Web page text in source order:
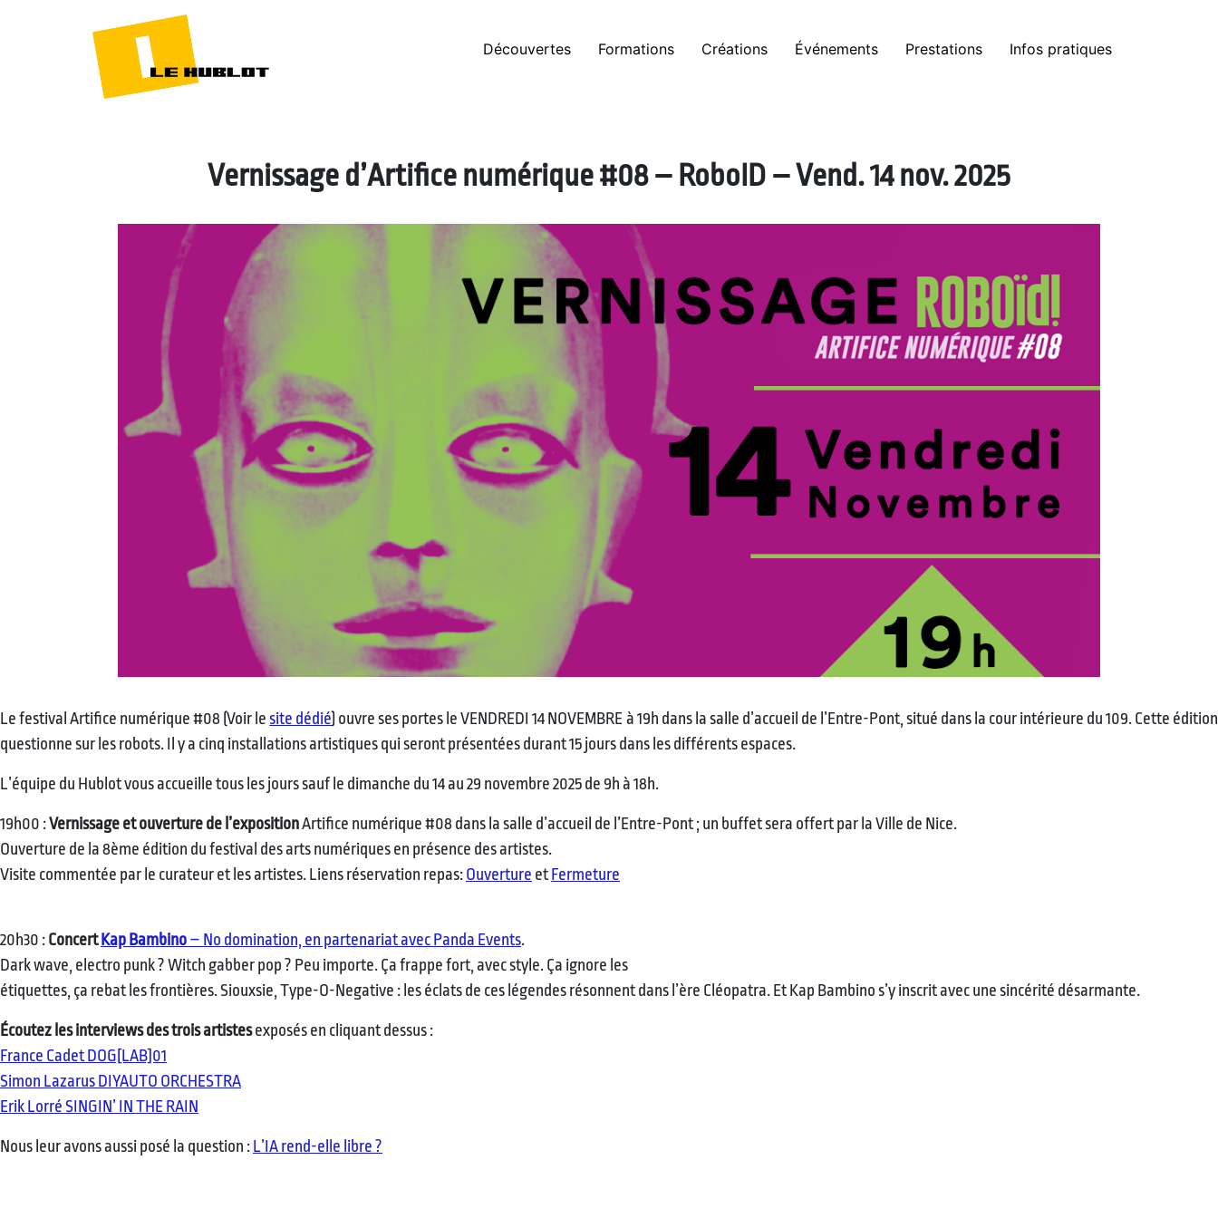
Découvertes Formations Créations Événements Prestations Infos pratiques
Vernissage d’Artifice numérique #08 – RoboID – Vend. 14 nov. 2025
Le festival Artifice numérique #08 (Voir lesite dédié) ouvre ses portes le VENDREDI 14 NOVEMBRE à 19h dans la salle d’accueil de l’Entre-Pont, situé dans la cour intérieure du 109. Cette édition
questionne sur les robots. Il y a cinq installations artistiques qui seront présentées durant 15 jours dans les différents espaces.
L’équipe du Hublot vous accueille tous les jours sauf le dimanche du 14 au 29 novembre 2025 de 9h à 18h.
19h00 :Vernissage et ouverture de l’expositionArtifice numérique #08 dans la salle d’accueil de l’Entre-Pont ; un buffet sera offert par la Ville de Nice.
Ouverture de la 8ème édition du festival des arts numériques en présence des artistes.
Visite commentée par le curateur et les artistes. Liens réservation repas: Ouverture et Fermeture
20h30 : ConcertKap Bambino – No domination, en partenariat avec Panda Events.
Dark wave, electro punk ? Witch gabber pop ? Peu importe. Ça frappe fort, avec style. Ça ignore les
étiquettes, ça rebat les frontières. Siouxsie, Type-O-Negative : les éclats de ces légendes résonnent dans l’ère Cléopatra. Et Kap Bambino s’y inscrit avec une sincérité désarmante.
Écoutez les interviews des trois artistesexposés en cliquant dessus :
France Cadet DOG[LAB]01
Simon Lazarus DIYAUTO ORCHESTRA
Erik Lorré SINGIN’ IN THE RAIN
Nous leur avons aussi posé la question : L’IA rend-elle libre ?